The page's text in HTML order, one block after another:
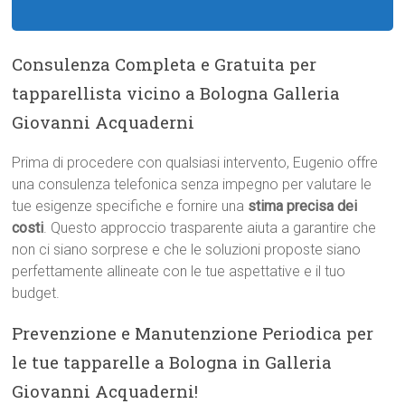
Consulenza Completa e Gratuita per
tapparellista vicino a Bologna Galleria
Giovanni Acquaderni
Prima di procedere con qualsiasi intervento, Eugenio offre
una consulenza telefonica senza impegno per valutare le
tue esigenze specifiche e fornire una stima precisa dei
costi. Questo approccio trasparente aiuta a garantire che
non ci siano sorprese e che le soluzioni proposte siano
perfettamente allineate con le tue aspettative e il tuo
budget.
Prevenzione e Manutenzione Periodica per
le tue tapparelle a Bologna in Galleria
Giovanni Acquaderni!